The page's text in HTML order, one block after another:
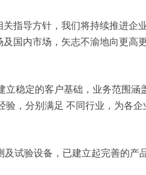
指导方针，我们将持续推进企
国内市场，矢志不渝地向更高
稳定的客户基础，业务范围涵
，分别满足 不同行业，为各
试验设备，已建立起完善的产